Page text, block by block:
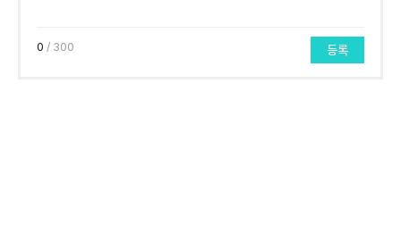
0 / 300 등록